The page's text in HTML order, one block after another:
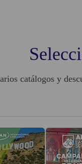
catálogos y